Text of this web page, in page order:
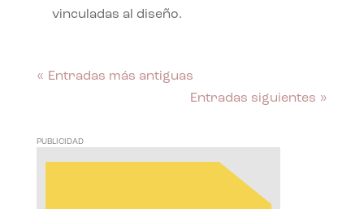
vinculadas al diseño.
« Entradas más antiguas
Entradas siguientes »
PUBLICIDAD